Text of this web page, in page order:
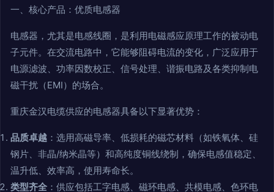
一、核心产品：优质电感器
电感器，尤其是电感线圈，是利用电磁感应原理工作的被动电
子元件。在交流电路中，它能够阻碍电流的变化，广泛应用于
电源滤波、功率因数校正、信号处理、谐振电路及各类抑制电
磁干扰（EMI）的场合。
重庆金汉电缆供应的电感器具备以下显著优势：
品质卓越 ：选用高磁导率、低损耗的磁芯材料（如铁氧体、硅
钢片、非晶/纳米晶等）和高纯度铜线绕制，确保电感值稳定、
温升低、效率高，使用寿命长。
类型齐全 ：供应包括工字电感、磁环电感、共模电感、色环电